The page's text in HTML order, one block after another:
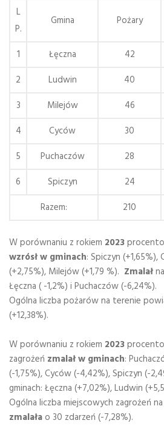
L
P.
Gmina Pożary
1
Łęczna 42
2
Ludwin 40
3
Milejów 46
4
Cyców 30
5
Puchaczów 28
6
Spiczyn 24
Razem:
210
W porównaniu z rokiem 2023
wzrósł w gminach: Spiczyn (+1,65%),
(+2,75%), Milejów (+1,79 %). Zmalał
Łęczna ( -1,2%) i Puchaczów (-6,24%).
Ogólna liczba pożarów na terenie
(+12,38%).
W porównaniu z rokiem 2023
zagrożeń zmalał w gminach:
(-1,75%), Cyców (-4,42%), Spiczyn (-
gminach: Łęczna (+7,02%), Ludwin
Ogólna liczba miejscowych zagrożeń
zmalała o 30 zdarzeń (-7,28%).